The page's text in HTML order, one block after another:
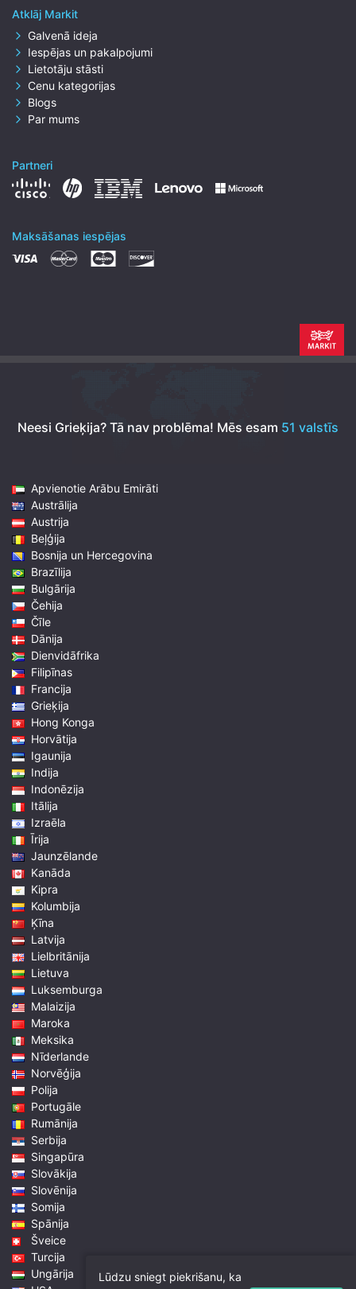
Atklāj Markit
Galvenā ideja
Iespējas un pakalpojumi
Lietotāju stāsti
Cenu kategorijas
Blogs
Par mums
Partneri
Maksāšanas iespējas
Neesi Grieķija? Tā nav problēma! Mēs esam 51 valstīs
Apvienotie Arābu Emirāti
Austrālija
Austrija
Beļģija
Bosnija un Hercegovina
Brazīlija
Bulgārija
Čehija
Čīle
Dānija
Dienvidāfrika
Filipīnas
Francija
Grieķija
Hong Konga
Horvātija
Igaunija
Indija
Indonēzija
Itālija
Izraēla
Īrija
Jaunzēlande
Kanāda
Kipra
Kolumbija
Ķīna
Latvija
Lielbritānija
Lietuva
Luksemburga
Malaizija
Maroka
Meksika
Nīderlande
Norvēģija
Polija
Portugāle
Rumānija
Serbija
Singapūra
Slovākija
Slovēnija
Somija
Spānija
Šveice
Turcija
Ungārija
Lūdzu sniegt piekrišanu, ka